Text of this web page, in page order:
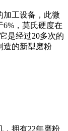
加工设备，此微
，莫氏硬度在
是经过20多次的
造的新型磨粉
，拥有22年磨粉